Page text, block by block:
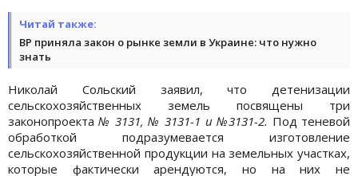
Читай также:
ВР приняла закон о рынке земли в Украине: что нужно
знать
Николай Сольский заявил, что детенизации
сельскохозяйственных земель посвящены три
законопроекта№ 3131, № 3131-1 и №3131-2. Под теневой
обработкой подразумевается изготовление
сельскохозяйственной продукции на земельных участках,
которые фактически арендуются, но на них не